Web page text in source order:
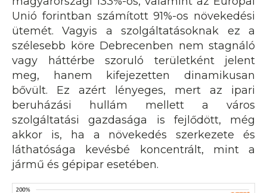
Unió forintban számított 91%-os növekedési
ütemét. Vagyis a szolgáltatásoknak ez a
szélesebb köre Debrecenben nem stagnáló
vagy háttérbe szoruló területként jelent
meg, hanem kifejezetten dinamikusan
bővült. Ez azért lényeges, mert az ipari
beruházási hullám mellett a város
szolgáltatási gazdasága is fejlődött, még
akkor is, ha a növekedés szerkezete és
láthatósága kevésbé koncentrált, mint a
jármű és gépipar esetében.